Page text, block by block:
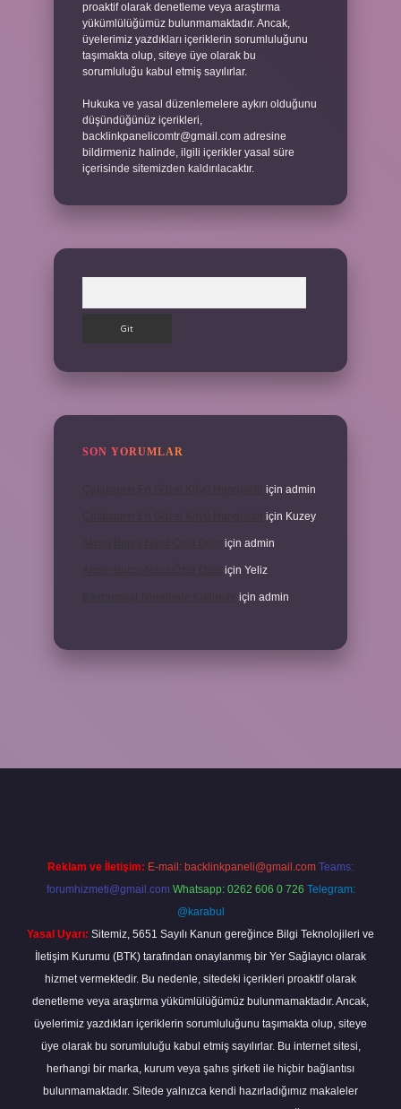
proaktif olarak denetleme veya araştırma
yükümlülüğümüz bulunmamaktadır. Ancak,
üyelerimiz yazdıkları içeriklerin sorumluluğunu
taşımakta olup, siteye üye olarak bu
sorumluluğu kabul etmiş sayılırlar.
Hukuka ve yasal düzenlemelere aykırı olduğunu
düşündüğünüz içerikleri,
backlinkpanelicomtr@gmail.com adresine
bildirmeniz halinde, ilgili içerikler yasal süre
içerisinde sitemizden kaldırılacaktır.
SON YORUMLAR
için admin
için Kuzey
Akrep Burcu Nasıl Özür Diler için admin
Akrep Burcu Nasıl Özür Diler için Yeliz
için admin
Reklam ve İletişim: E-mail: backlinkpaneli@gmail.com Teams:
forumhizmeti@gmail.com Whatsapp: 0262 606 0 726 Telegram:
@karabul
Yasal Uyarı: Sitemiz, 5651 Sayılı Kanun gereğince Bilgi Teknolojileri ve
İletişim Kurumu (BTK) tarafından onaylanmış bir Yer Sağlayıcı olarak
hizmet vermektedir. Bu nedenle, sitedeki içerikleri proaktif olarak
denetleme veya araştırma yükümlülüğümüz bulunmamaktadır. Ancak,
üyelerimiz yazdıkları içeriklerin sorumluluğunu taşımakta olup, siteye
üye olarak bu sorumluluğu kabul etmiş sayılırlar. Bu internet sitesi,
herhangi bir marka, kurum veya şahıs şirketi ile hiçbir bağlantısı
bulunmamaktadır. Sitede yalnızca kendi hazırladığımız makaleler